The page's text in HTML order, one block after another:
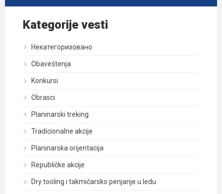
Kategorije vesti
Некатегоризовано
Obaveštenja
Konkursi
Obrasci
Planinarski treking
Tradicionalne akcije
Planinarska orijentacija
Republičke akcije
Dry tooling i takmičarsko penjanje u ledu